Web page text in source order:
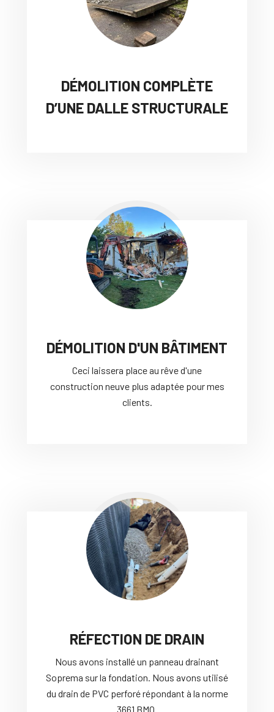
DÉMOLITION COMPLÈTE
D’UNE DALLE STRUCTURALE
DÉMOLITION D'UN BÂTIMENT
Ceci laissera place au rêve d'une
construction neuve plus adaptée pour mes
clients.
RÉFECTION DE DRAIN
Nous avons installé un panneau drainant
Soprema sur la fondation. Nous avons utilisé
du drain de PVC perforé répondant à la norme
3661 BMQ.